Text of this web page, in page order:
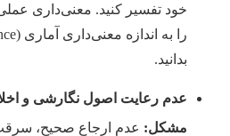
بدانید.
عدم رعایت اصول نگارشی و
مشکل: عدم ارجاع صحیح،